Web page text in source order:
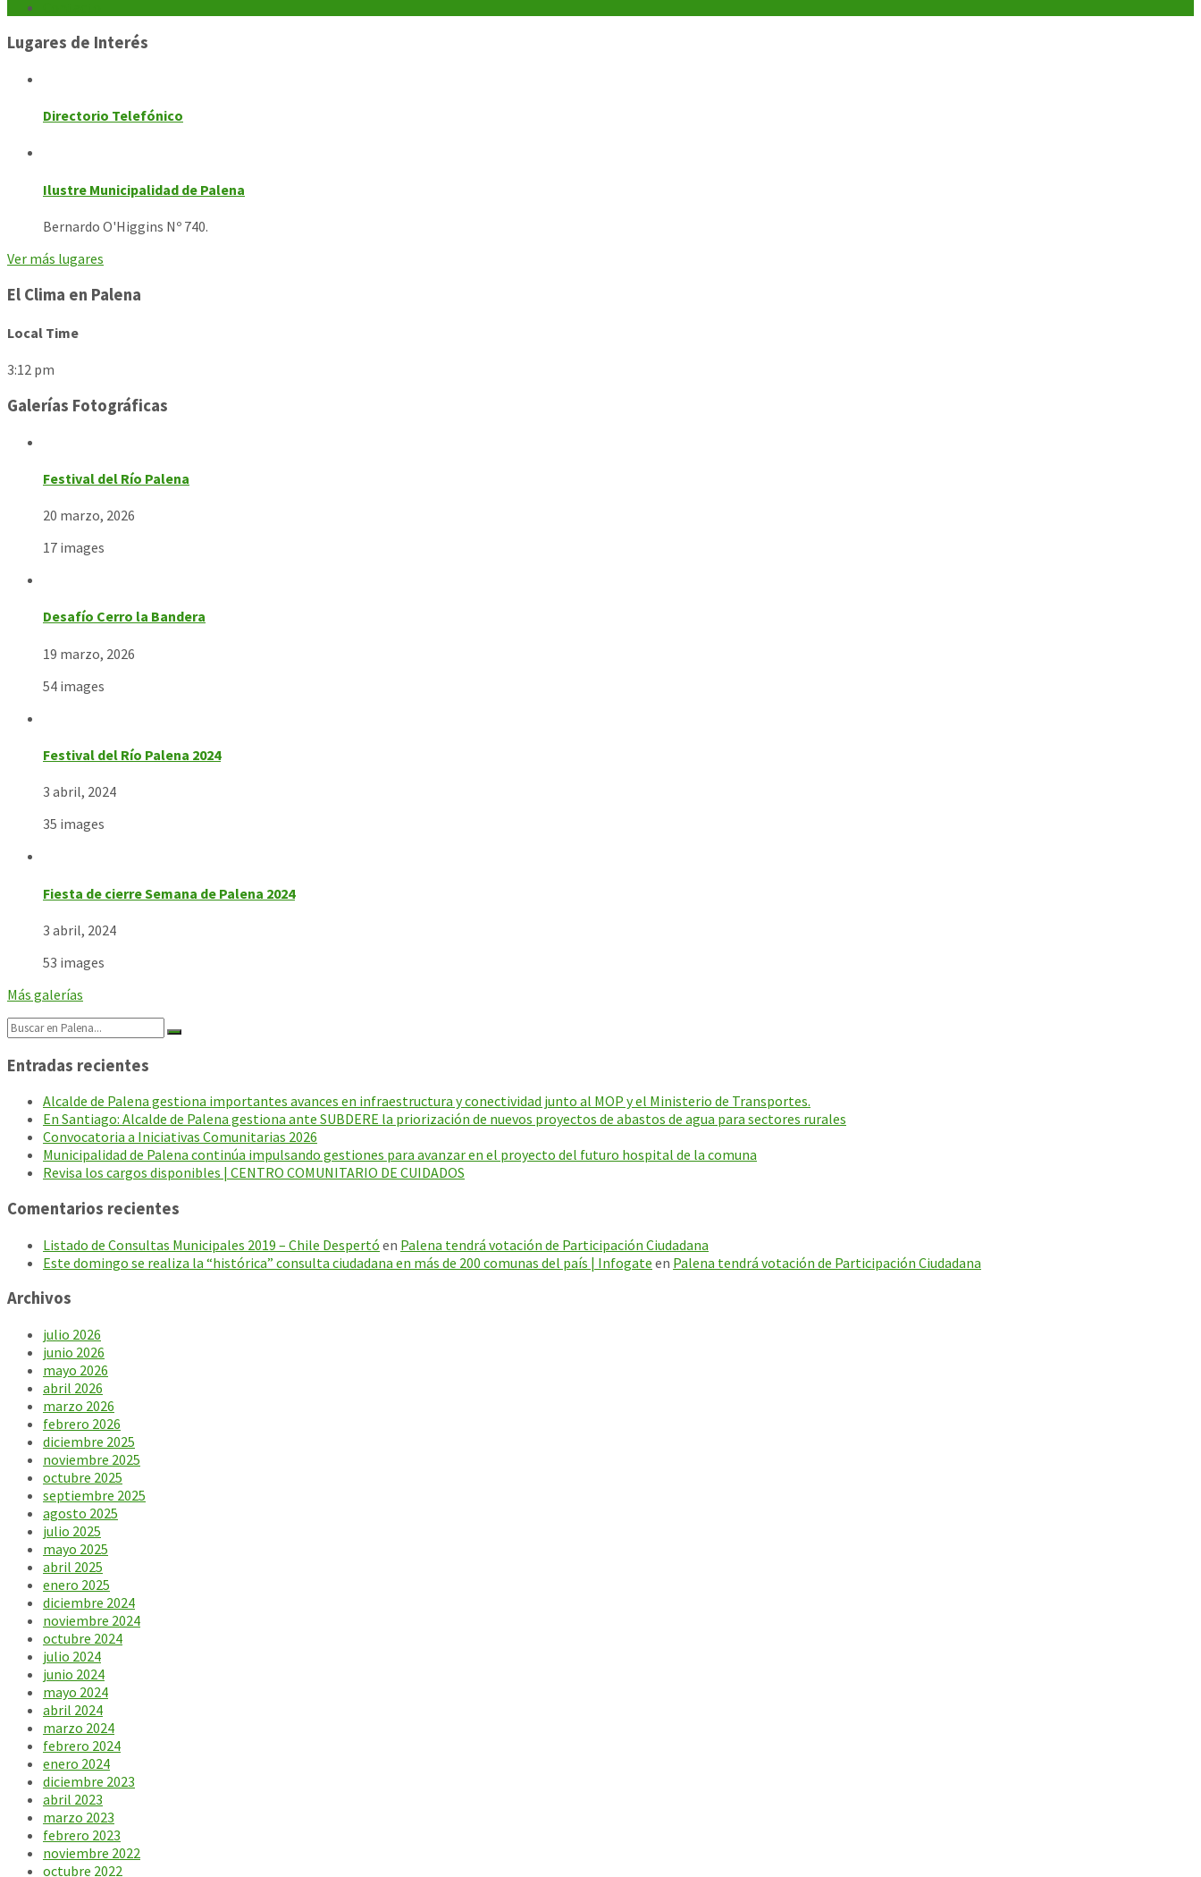
Lugares de Interés
Directorio Telefónico
Ilustre Municipalidad de Palena
Bernardo O'Higgins Nº 740.
Ver más lugares
El Clima en Palena
Local Time
3:12 pm
Galerías Fotográficas
Festival del Río Palena
20 marzo, 2026
17 images
Desafío Cerro la Bandera
19 marzo, 2026
54 images
Festival del Río Palena 2024
3 abril, 2024
35 images
Fiesta de cierre Semana de Palena 2024
3 abril, 2024
53 images
Más galerías
Search:
Entradas recientes
Alcalde de Palena gestiona importantes avances en infraestructura y conectividad junto al MOP y el Ministerio de Transportes.
En Santiago: Alcalde de Palena gestiona ante SUBDERE la priorización de nuevos proyectos de abastos de agua para sectores rurales
Convocatoria a Iniciativas Comunitarias 2026
Municipalidad de Palena continúa impulsando gestiones para avanzar en el proyecto del futuro hospital de la comuna
Revisa los cargos disponibles | CENTRO COMUNITARIO DE CUIDADOS
Comentarios recientes
Listado de Consultas Municipales 2019 – Chile Despertó en Palena tendrá votación de Participación Ciudadana
Este domingo se realiza la “histórica” consulta ciudadana en más de 200 comunas del país | Infogate en Palena tendrá votación de Participación Ciudadana
Archivos
julio 2026
junio 2026
mayo 2026
abril 2026
marzo 2026
febrero 2026
diciembre 2025
noviembre 2025
octubre 2025
septiembre 2025
agosto 2025
julio 2025
mayo 2025
abril 2025
enero 2025
diciembre 2024
noviembre 2024
octubre 2024
julio 2024
junio 2024
mayo 2024
abril 2024
marzo 2024
febrero 2024
enero 2024
diciembre 2023
abril 2023
marzo 2023
febrero 2023
noviembre 2022
octubre 2022